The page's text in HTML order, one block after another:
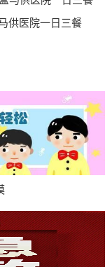
供医院一日三餐